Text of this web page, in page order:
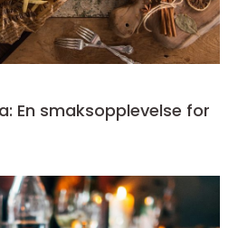
En smaksopplevelse for